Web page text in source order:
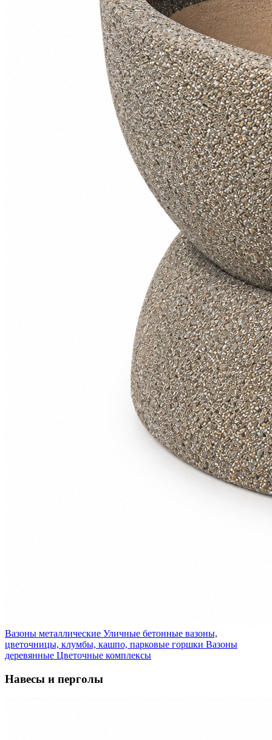
Вазоны металлические Уличные бетонные вазоны,
цветочницы, клумбы, кашпо, парковые горшки Вазоны
деревянные Цветочные комплексы
Навесы и перголы